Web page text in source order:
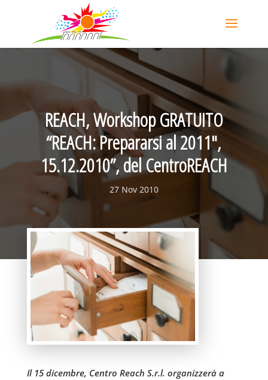
REACH, Workshop GRATUITO
“REACH: Prepararsi al 2011″,
15.12.2010”, del CentroREACH
27 Nov 2010
Il 15 dicembre, Centro Reach S.r.l. organizzerà a